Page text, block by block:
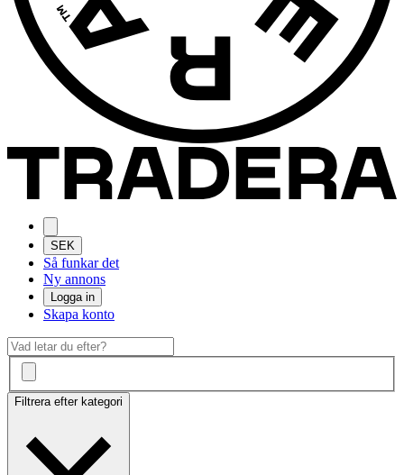
SEK
Så funkar det
Ny annons
Logga in
Skapa konto
Filtrera efter kategori